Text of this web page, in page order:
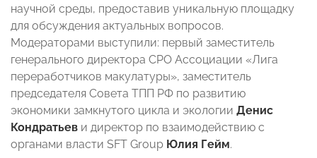
научной среды, предоставив уникальную площадку
для обсуждения актуальных вопросов.
Модераторами выступили: первый заместитель
генерального директора СРО Ассоциации «Лига
переработчиков макулатуры», заместитель
председателя Совета ТПП РФ по развитию
экономики замкнутого цикла и экологии Денис
Кондратьев и директор по взаимодействию с
органами власти SFT Group Юлия Гейм.